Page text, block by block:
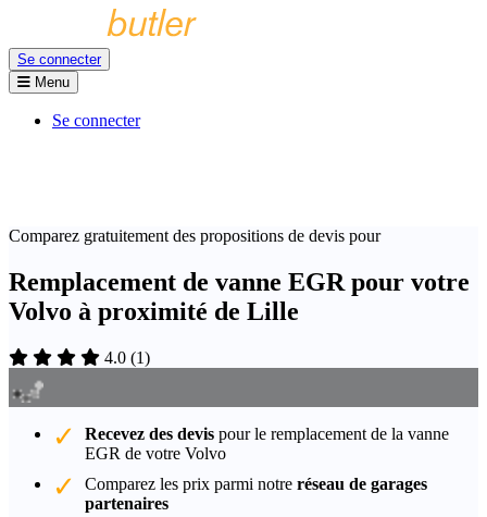
Se connecter
Menu
Se connecter
Comparez gratuitement des propositions de devis pour
Remplacement de vanne EGR pour votre
Volvo à proximité de Lille
4.0 (1)
Recevez des devis pour le remplacement de la vanne
EGR de votre Volvo
Comparez les prix parmi notre réseau de garages
partenaires